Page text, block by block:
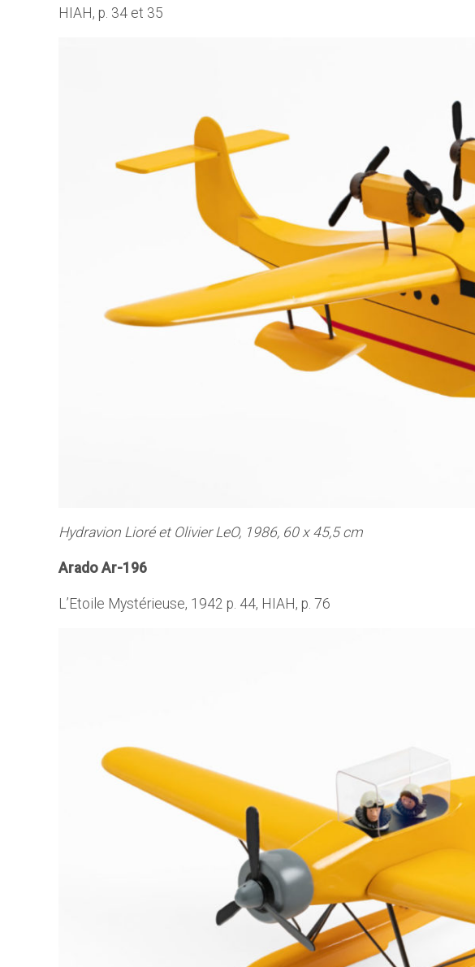
HIAH, p. 34 et 35
Hydravion Lioré et Olivier LeO, 1986, 60 x 45,5 cm
Arado Ar-196
L’Etoile Mystérieuse, 1942 p. 44, HIAH, p. 76